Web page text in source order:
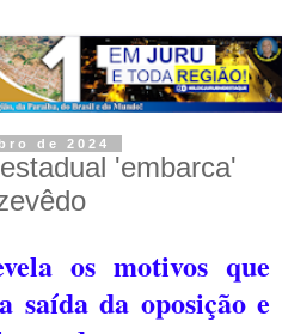
de 2024
'embarca'
os motivos que
saída da oposição e